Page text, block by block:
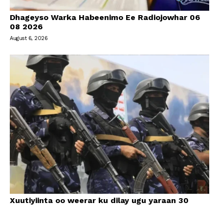
Dhageyso Warka Habeenimo Ee Radiojowhar 06
08 2026
August 6, 2026
Xuutiyiinta oo weerar ku dilay ugu yaraan 30